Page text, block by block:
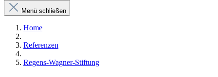
Menü schließen
Home
Referenzen
Regens-Wagner-Stiftung